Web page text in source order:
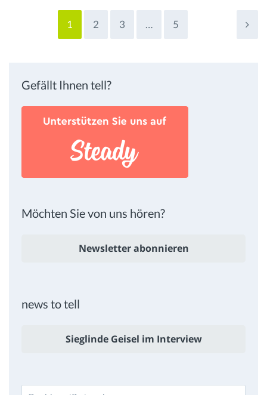
1 2 3 … 5
Gefällt Ihnen tell?
Möchten Sie von uns hören?
Newsletter abonnieren
news to tell
Sieglinde Geisel im Interview